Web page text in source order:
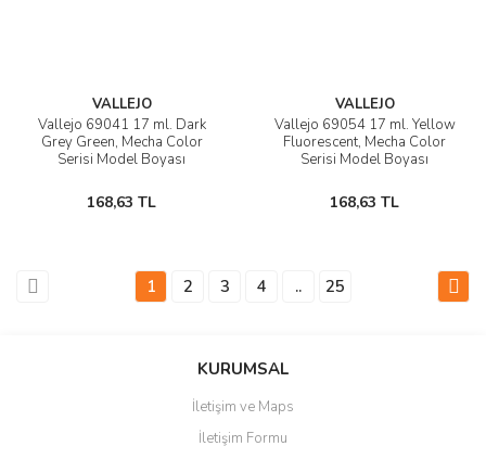
VALLEJO
Vallejo 69041 17 ml. Dark
Grey Green, Mecha Color
Serisi Model Boyası
168,63 TL
VALLEJO
Vallejo 69054 17 ml. Yellow
Fluorescent, Mecha Color
Serisi Model Boyası
168,63 TL
1 2 3 4 .. 25
KURUMSAL
İletişim ve Maps
İletişim Formu